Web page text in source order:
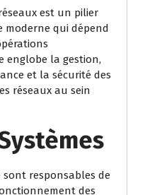
est un pilier
moderne qui dépend
englobe la gestion,
et la sécurité des
réseaux au sein
sont responsables de
des